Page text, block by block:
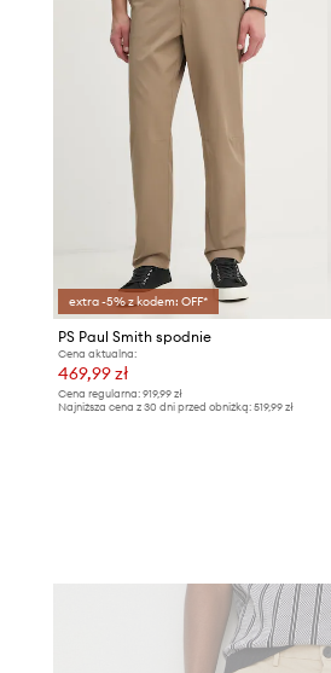
extra -5% z kodem: OFF*
PS Paul Smith spodnie
Cena aktualna:
469,99 zł
Cena regularna: 919,99 zł
Najniższa cena z 30 dni przed obniżką: 519,99 zł